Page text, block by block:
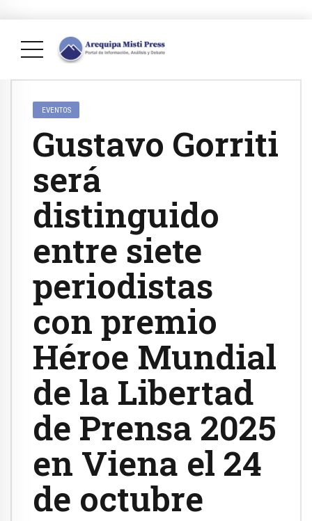
EVENTOS
Gustavo Gorriti
será
distinguido
entre siete
periodistas
con premio
Héroe Mundial
de la Libertad
de Prensa 2025
en Viena el 24
de octubre